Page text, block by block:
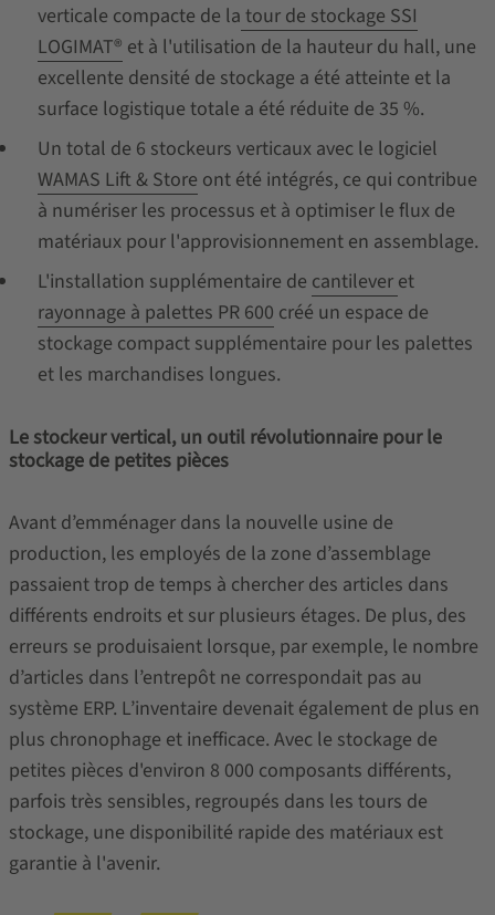
verticale compacte de la tour de stockage SSI
LOGIMAT® et à l'utilisation de la hauteur du hall, une
excellente densité de stockage a été atteinte et la
surface logistique totale a été réduite de 35 %.
Un total de 6 stockeurs verticaux avec le logiciel
WAMAS Lift & Store ont été intégrés, ce qui contribue
à numériser les processus et à optimiser le flux de
matériaux pour l'approvisionnement en assemblage.
L'installation supplémentaire de cantilever et
rayonnage à palettes PR 600 créé un espace de
stockage compact supplémentaire pour les palettes
et les marchandises longues.
Le stockeur vertical, un outil révolutionnaire pour le
stockage de petites pièces
Avant d’emménager dans la nouvelle usine de
production, les employés de la zone d’assemblage
passaient trop de temps à chercher des articles dans
différents endroits et sur plusieurs étages. De plus, des
erreurs se produisaient lorsque, par exemple, le nombre
d’articles dans l’entrepôt ne correspondait pas au
système ERP. L’inventaire devenait également de plus en
plus chronophage et inefficace. Avec le stockage de
petites pièces d'environ 8 000 composants différents,
parfois très sensibles, regroupés dans les tours de
stockage, une disponibilité rapide des matériaux est
garantie à l'avenir.